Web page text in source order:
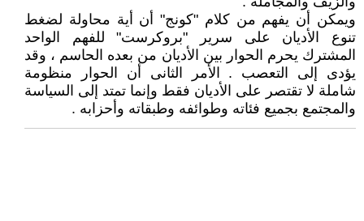
ويمكن أن يفهم من كلام "كونج" أن أية محاولة لضغط
تنوع الأديان على سرير "بروكرست" للفهم الواحد
المشترك يحرم الحوار بين الأديان من بعده الحاسم ، وقد
يؤدى إلى التعصب . الأمر الثانى أن الحوار منظومة
شاملة لا تقتصر على الأديان فقط وإنما تمتد إلى السياسة
والمجتمع بجميع فئاته وطوائفه وطبقاته وأحزابه .